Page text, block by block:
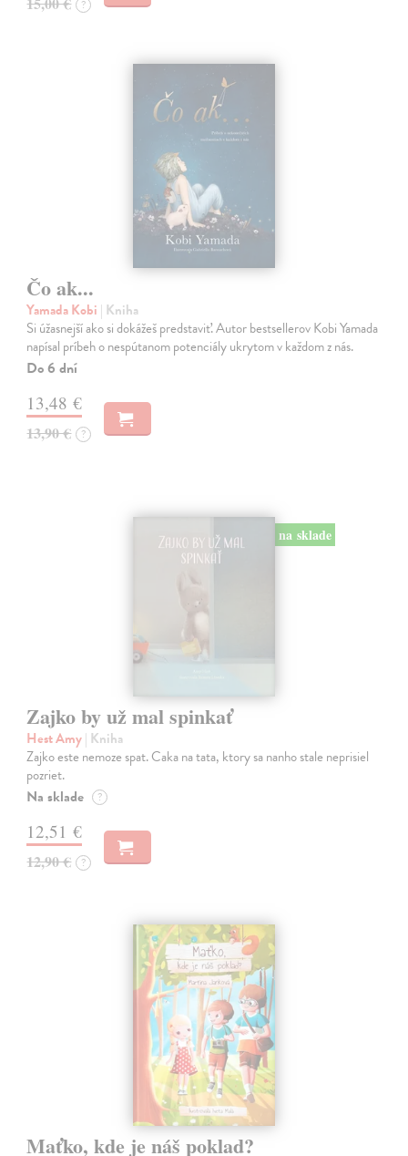
?
Čo ak...
Yamada Kobi | Kniha
Si úžasnejší ako si dokážeš predstaviť. Autor bestsellerov Kobi Yamada
napísal príbeh o nespútanom potenciály ukrytom v každom z nás.
Do 6 dní
13,48 €
13,90 € ?
na sklade
Zajko by už mal spinkať
Hest Amy| Kniha
Zajko este nemoze spat. Caka na tata, ktory sa nanho stale neprisiel
pozriet.
Na sklade ?
12,51 €
12,90 € ?
Maťko, kde je náš poklad?